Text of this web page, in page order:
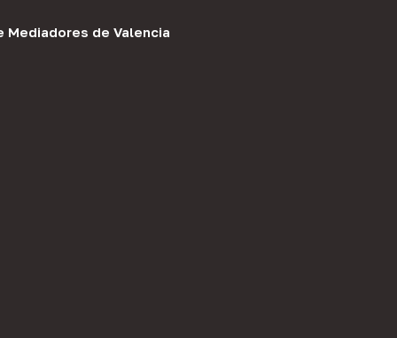
Mediadores de Valencia